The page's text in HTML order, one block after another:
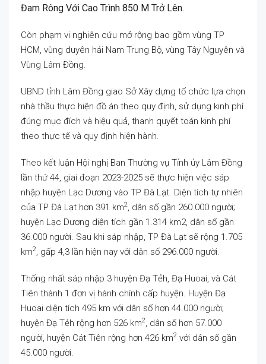
Đam Rông Với Cao Trình 850 M Trở Lên.
Còn phạm vi nghiên cứu mở rộng bao gồm vùng TP
HCM, vùng duyên hải Nam Trung Bộ, vùng Tây Nguyên và
Vùng Lâm Đồng.
UBND tỉnh Lâm Đồng giao Sở Xây dựng tổ chức lựa chọn
nhà thầu thực hiện đồ án theo quy định, sử dụng kinh phí
đúng mục đích và hiệu quả, thanh quyết toán kinh phí
theo thực tế và quy định hiện hành.
Theo kết luận Hội nghị Ban Thường vụ Tỉnh ủy Lâm Đồng
lần thứ 44, giai đoạn 2023-2025 sẽ thực hiện việc sáp
nhập huyện Lạc Dương vào TP Đà Lạt. Diện tích tự nhiên
của TP Đà Lạt hơn 391 km2, dân số gần 260.000 người;
huyện Lạc Dương diện tích gần 1.314 km2, dân số gần
36.000 người. Sau khi sáp nhập, TP Đà Lạt sẽ rộng 1.705
km2, gấp 4,3 lần hiện nay với dân số 296.000 người.
Thống nhất sáp nhập 3 huyện Đạ Tẻh, Đạ Huoai, và Cát
Tiên thành 1 đơn vị hành chính cấp huyện. Huyện Đạ
Huoai diện tích 495 km với dân số hơn 44.000 người;
huyện Đạ Tẻh rộng hơn 526 km2, dân số hơn 57.000
người, huyện Cát Tiên rộng hơn 426 km2 với dân số gần
45.000 người.